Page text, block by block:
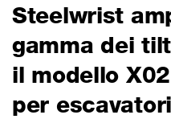
Steelwrist
gamma dei
il modello
per